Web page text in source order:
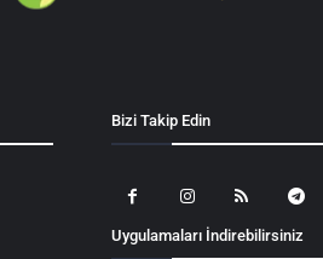
Bizi Takip Edin
Uygulamaları İndirebilirsiniz